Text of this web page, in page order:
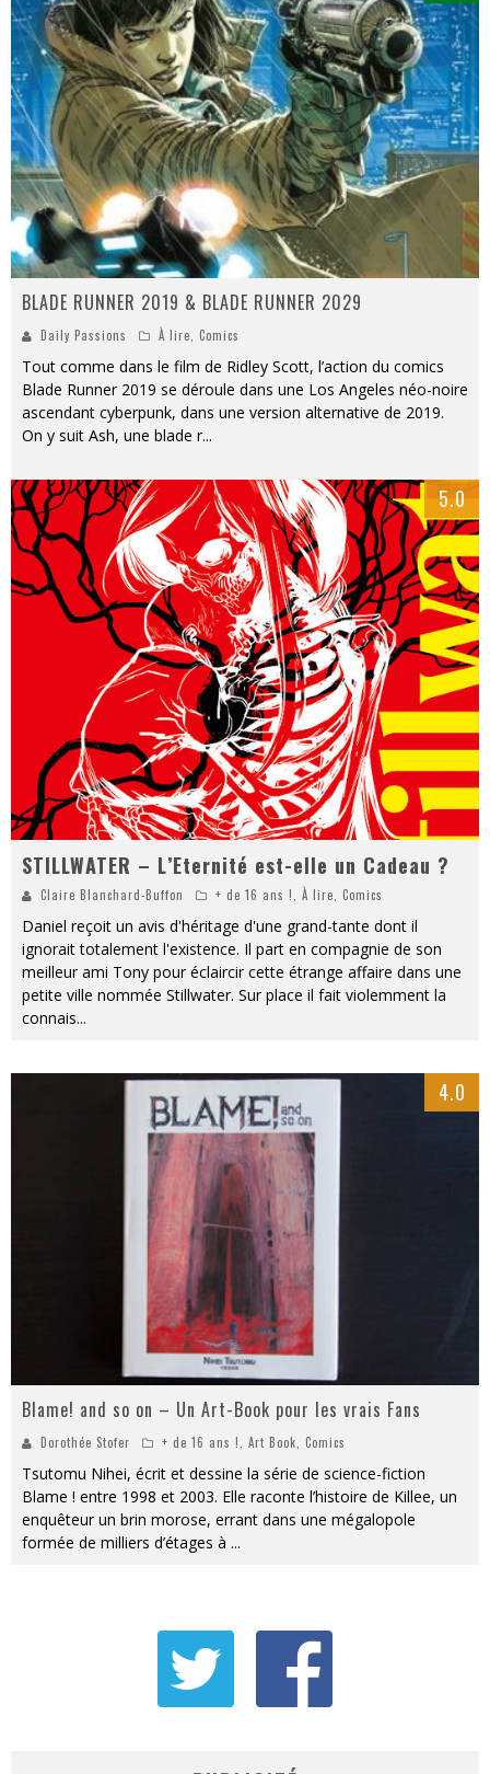
BLADE RUNNER 2019 & BLADE RUNNER 2029
Daily Passions À lire Comics
Tout comme dans le film de Ridley Scott, l’action du comics
Blade Runner 2019 se déroule dans une Los Angeles néo-noire
ascendant cyberpunk, dans une version alternative de 2019.
On y suit Ash, une blade r...
5.0
STILLWATER – L’Eternité est-elle un Cadeau ?
Claire Blanchard-Buffon + de 16 ans ! À lire Comics
Daniel reçoit un avis d'héritage d'une grand-tante dont il
ignorait totalement l'existence. Il part en compagnie de son
meilleur ami Tony pour éclaircir cette étrange affaire dans une
petite ville nommée Stillwater. Sur place il fait violemment la
connais...
4.0
Blame! and so on – Un Art-Book pour les vrais Fans
Dorothée Stofer + de 16 ans !, Art Book, Comics
Tsutomu Nihei, écrit et dessine la série de science-fiction
Blame ! entre 1998 et 2003. Elle raconte l’histoire de Killee, un
enquêteur un brin morose, errant dans une mégalopole
formée de milliers d’étages à ...